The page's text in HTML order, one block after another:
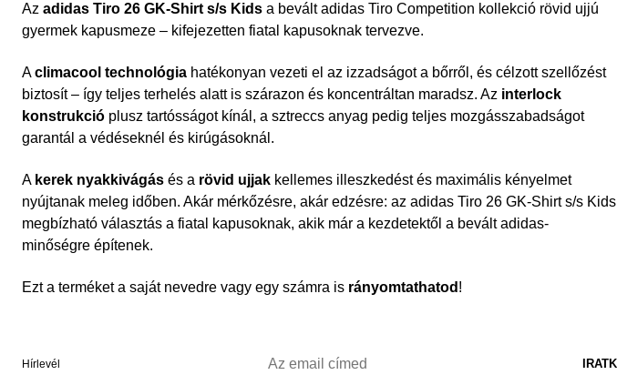
Az adidas Tiro 26 GK-Shirt s/s Kids a bevált adidas Tiro Competition kollekció rövid ujjú
gyermek kapusmeze – kifejezetten fiatal kapusoknak tervezve.
Aclimacool technológia hatékonyan vezeti el az izzadságot a bőrről, és célzott szellőzést
biztosít – így teljes terhelés alatt is szárazon és koncentráltan maradsz. Az interlock
konstrukció plusz tartósságot kínál, a sztreccs anyag pedig teljes mozgásszabadságot
garantál a védéseknél és kirúgásoknál.
A kerek nyakkivágás és a rövid ujjak kellemes illeszkedést és maximális kényelmet
nyújtanak meleg időben. Akár mérkőzésre, akár edzésre: az adidas Tiro 26 GK-Shirt s/s Kids
megbízható választás a fiatal kapusoknak, akik már a kezdetektől a bevált adidas-
minőségre építenek.
Ezt a terméket a saját nevedre vagy egy számra is rányomtathatod !
Hírlevél